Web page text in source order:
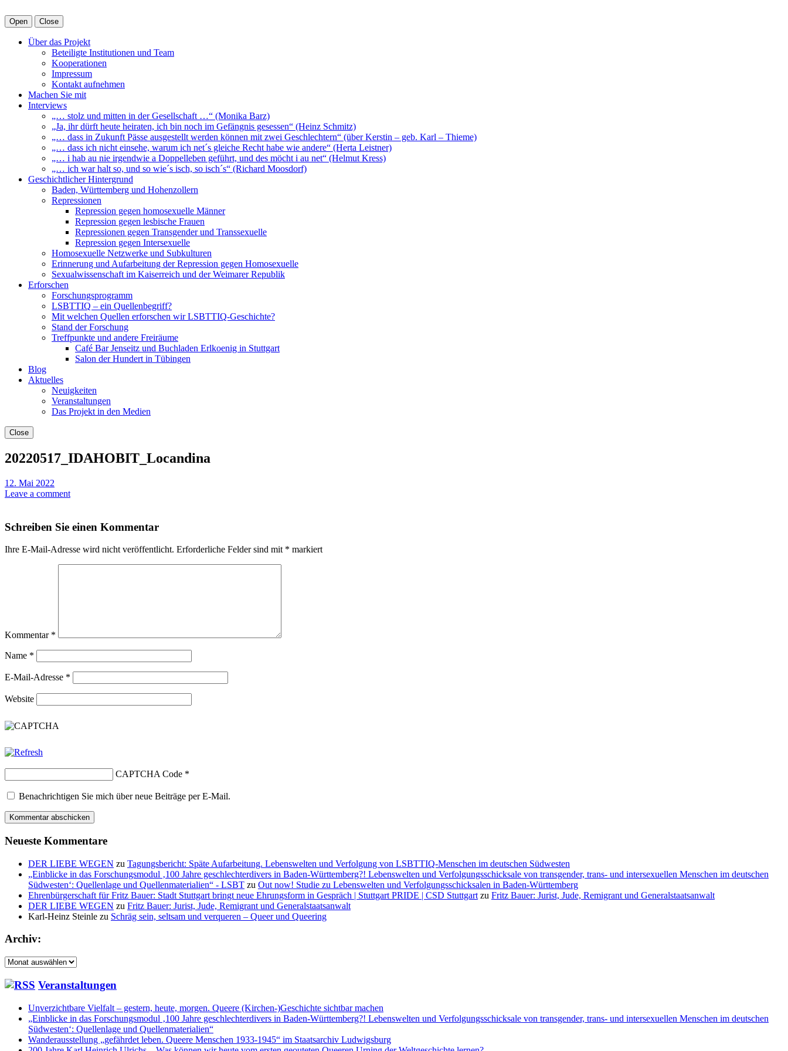
Open Close
Über das Projekt
Beteiligte Institutionen und Team
Kooperationen
Impressum
Kontakt aufnehmen
Machen Sie mit
Interviews
„… stolz und mitten in der Gesellschaft …“ (Monika Barz)
„Ja, ihr dürft heute heiraten, ich bin noch im Gefängnis gesessen“ (Heinz Schmitz)
„… dass in Zukunft Pässe ausgestellt werden können mit zwei Geschlechtern“ (über Kerstin – geb. Karl – Thieme)
„… dass ich nicht einsehe, warum ich net´s gleiche Recht habe wie andere“ (Herta Leistner)
„… i hab au nie irgendwie a Doppelleben geführt, und des möcht i au net“ (Helmut Kress)
„… ich war halt so, und so wie´s isch, so isch´s“ (Richard Moosdorf)
Geschichtlicher Hintergrund
Baden, Württemberg und Hohenzollern
Repressionen
Repression gegen homosexuelle Männer
Repression gegen lesbische Frauen
Repressionen gegen Transgender und Transsexuelle
Repression gegen Intersexuelle
Homosexuelle Netzwerke und Subkulturen
Erinnerung und Aufarbeitung der Repression gegen Homosexuelle
Sexualwissenschaft im Kaiserreich und der Weimarer Republik
Erforschen
Forschungsprogramm
LSBTTIQ – ein Quellenbegriff?
Mit welchen Quellen erforschen wir LSBTTIQ-Geschichte?
Stand der Forschung
Treffpunkte und andere Freiräume
Café Bar Jenseitz und Buchladen Erlkoenig in Stuttgart
Salon der Hundert in Tübingen
Blog
Aktuelles
Neuigkeiten
Veranstaltungen
Das Projekt in den Medien
Close
20220517_IDAHOBIT_Locandina
12. Mai 2022
Leave a comment
Schreiben Sie einen Kommentar
Ihre E-Mail-Adresse wird nicht veröffentlicht. Erforderliche Felder sind mit * markiert
Kommentar *
Name *
E-Mail-Adresse *
Website
CAPTCHA Code *
Benachrichtigen Sie mich über neue Beiträge per E-Mail.
Neueste Kommentare
DER LIEBE WEGEN zu Tagungsbericht: Späte Aufarbeitung. Lebenswelten und Verfolgung von LSBTTIQ-Menschen im deutschen Südwesten
„Einblicke in das Forschungsmodul ‚100 Jahre geschlechterdivers in Baden-Württemberg?! Lebenswelten und Verfolgungsschicksale von transgender, trans- und intersexuellen Menschen im deutschen
Südwesten‘: Quellenlage und Quellenmaterialien“ - LSBT zu Out now! Studie zu Lebenswelten und Verfolgungsschicksalen in Baden-Württemberg
Ehrenbürgerschaft für Fritz Bauer: Stadt Stuttgart bringt neue Ehrungsform in Gespräch | Stuttgart PRIDE | CSD Stuttgart zu Fritz Bauer: Jurist, Jude, Remigrant und Generalstaatsanwalt
DER LIEBE WEGEN zu Fritz Bauer: Jurist, Jude, Remigrant und Generalstaatsanwalt
Karl-Heinz Steinle zu Schräg sein, seltsam und verqueren – Queer und Queering
Archiv:
Archiv:
Veranstaltungen
Unverzichtbare Vielfalt – gestern, heute, morgen. Queere (Kirchen-)Geschichte sichtbar machen
„Einblicke in das Forschungsmodul ‚100 Jahre geschlechterdivers in Baden-Württemberg?! Lebenswelten und Verfolgungsschicksale von transgender, trans- und intersexuellen Menschen im deutschen
Südwesten‘: Quellenlage und Quellenmaterialien“
Wanderausstellung „gefährdet leben. Queere Menschen 1933-1945“ im Staatsarchiv Ludwigsburg